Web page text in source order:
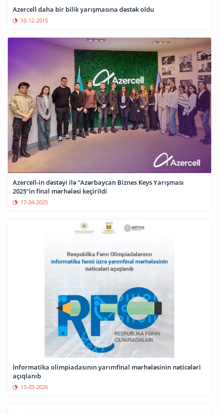
Azercell daha bir bilik yarışmasına dəstək oldu
10-12-2015
Azercell-in dəstəyi ilə “Azərbaycan Biznes Keys Yarışması
2025”in final mərhələsi keçirildi
17-04-2025
İnformatika olimpiadasının yarımfinal mərhələsinin nəticələri
açıqlanıb
13-03-2026